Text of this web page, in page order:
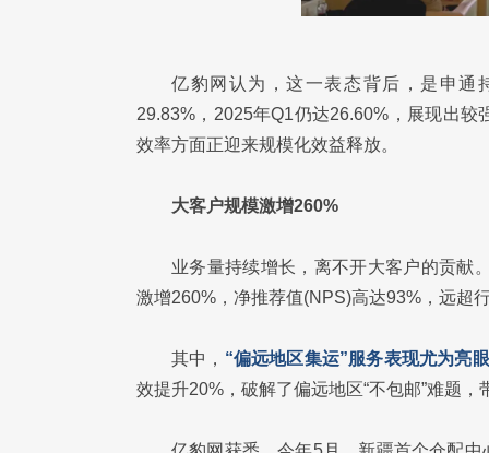
亿豹网认为，这一表态背后，是申通
29.83%，2025年Q1仍达26.60%，展现出
效率方面正迎来规模化效益释放。
大客户规模激增260%
业务量持续增长，离不开大客户的贡献
激增260%，净推荐值(NPS)高达93%，远超
其中， “偏远地区集运”服务表现尤为亮
效提升20%，破解了偏远地区“不包邮”难题